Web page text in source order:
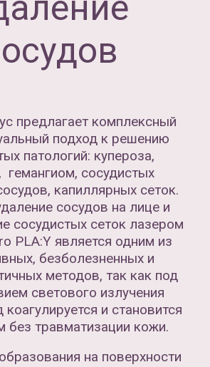
предлагает комплексный
подход к решению
патологий: купероза,
гемангиом, сосудистых
капиллярных сеток.
сосудов на лице и
сосудистых сеток лазером
PLA:Y является одним из
безболезненных и
методов, так как под
светового излучения
и становится
без травматизации кожи.
на поверхности